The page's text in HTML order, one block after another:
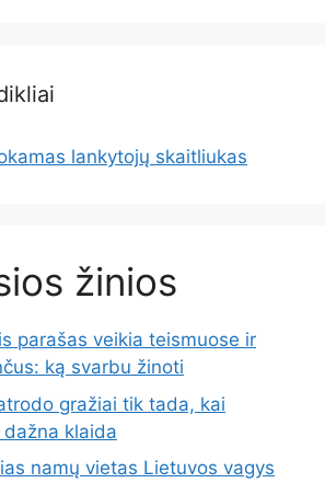
žinios
parašas veikia teismuose ir
ką svarbu žinoti
gražiai tik tada, kai
klaida
namų vietas Lietuvos vagys